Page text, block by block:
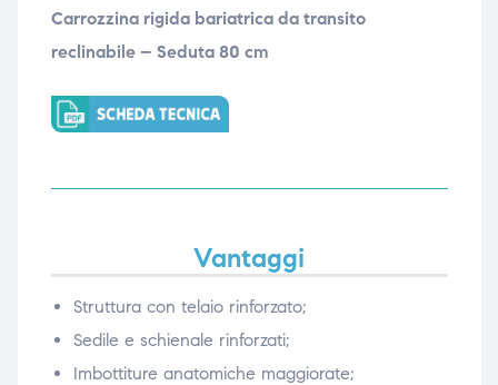
Carrozzina rigida bariatrica da transito
reclinabile – Seduta 80 cm
Vantaggi
Struttura con telaio rinforzato;
Sedile e schienale rinforzati;
Imbottiture anatomiche maggiorate;